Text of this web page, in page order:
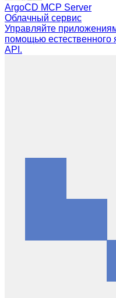
ArgoCD MCP Server
Облачный сервис
Управляйте
помощью естественного
API.